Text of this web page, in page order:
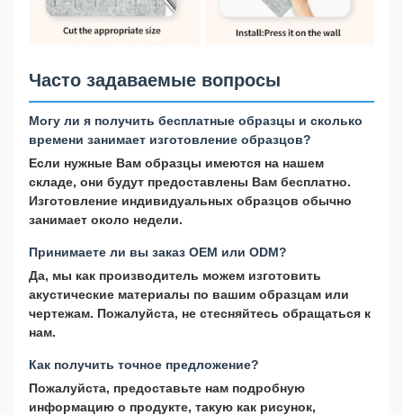
Часто задаваемые вопросы
Могу ли я получить бесплатные образцы и сколько
времени занимает изготовление образцов?
Если нужные Вам образцы имеются на нашем
складе, они будут предоставлены Вам бесплатно.
Изготовление индивидуальных образцов обычно
занимает около недели.
Принимаете ли вы заказ OEM или ODM?
Да, мы как производитель можем изготовить
акустические материалы по вашим образцам или
чертежам. Пожалуйста, не стесняйтесь обращаться к
нам.
Как получить точное предложение?
Пожалуйста, предоставьте нам подробную
информацию о продукте, такую ​​как рисунок,